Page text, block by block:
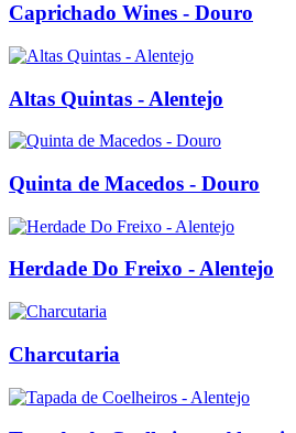
Caprichado Wines - Douro
Altas Quintas - Alentejo
Quinta de Macedos - Douro
Herdade Do Freixo - Alentejo
Charcutaria